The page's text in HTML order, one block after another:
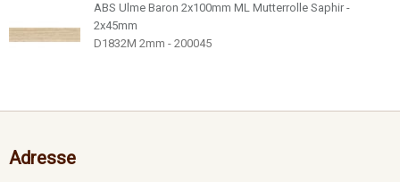
ABS Ulme Baron 2x100mm ML Mutterrolle Saphir -
2x45mm
D1832M 2mm - 200045
Adresse